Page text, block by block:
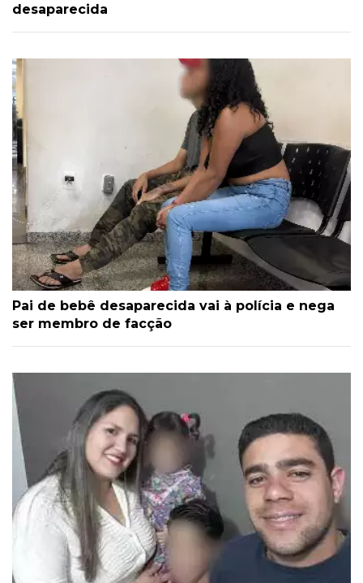
desaparecida
Pai de bebê desaparecida vai à polícia e nega
ser membro de facção